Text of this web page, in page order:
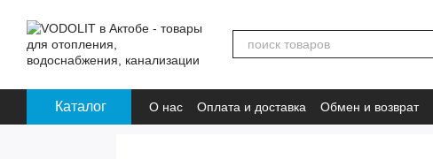
Каталог О нас Оплата и доставка Обмен и возврат